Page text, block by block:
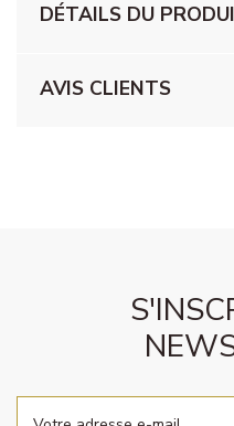
DÉTAILS DU
AVIS CLIENTS